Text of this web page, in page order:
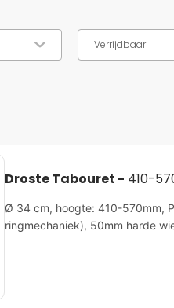
Verrijdbaar
Droste Tabouret - 410-
Ø 34 cm, hoogte: 410-570mm,
ringmechaniek), 50mm harde